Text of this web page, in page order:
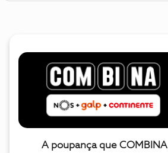
A poupança que COMBINA